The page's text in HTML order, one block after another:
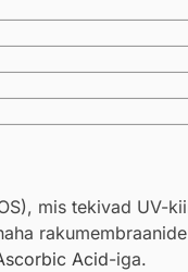
mis tekivad UV-
Acid-iga.